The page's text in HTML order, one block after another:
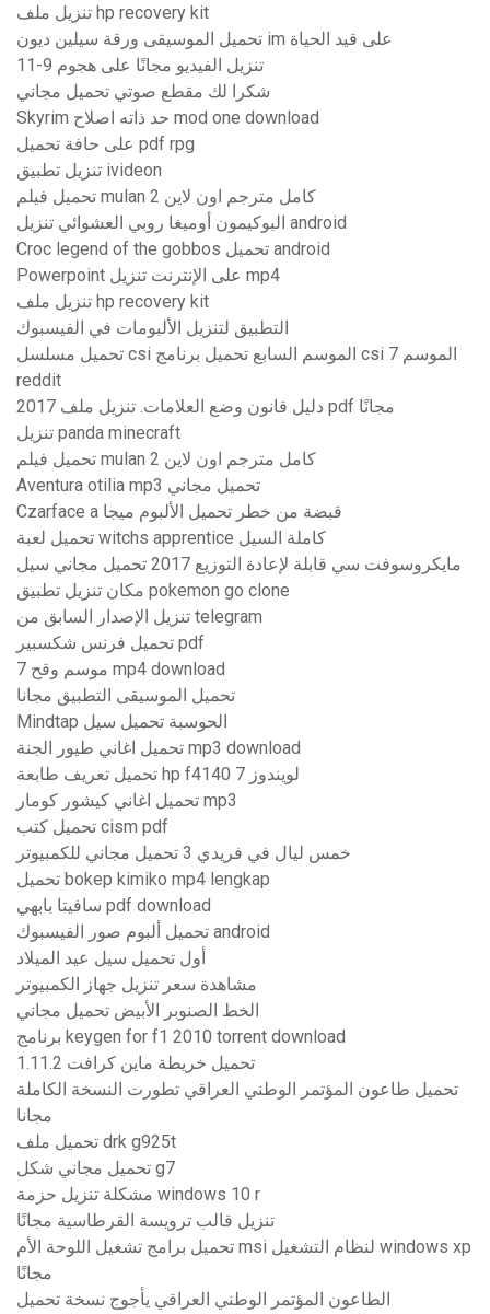
تنزيل ملف hp recovery kit
تحميل الموسيقى ورقة سيلين ديون im على قيد الحياة
تنزيل الفيديو مجانًا على هجوم 9-11
شكرا لك مقطع صوتي تحميل مجاني
Skyrim حد ذاته اصلاح mod one download
على حافة تحميل pdf rpg
تنزيل تطبيق ivideon
تحميل فيلم mulan 2 كامل مترجم اون لاين
البوكيمون أوميغا روبي العشوائي تنزيل android
Croc legend of the gobbos تحميل android
Powerpoint على الإنترنت تنزيل mp4
تنزيل ملف hp recovery kit
التطبيق لتنزيل الألبومات في الفيسبوك
تحميل مسلسل csi الموسم السابع تحميل برنامج csi الموسم 7
reddit
2017 دليل قانون وضع العلامات. تنزيل ملف pdf مجانًا
تنزيل panda minecraft
تحميل فيلم mulan 2 كامل مترجم اون لاين
Aventura otilia mp3 تحميل مجاني
Czarface a قبضة من خطر تحميل الألبوم ميجا
تحميل لعبة witchs apprentice كاملة السيل
مايكروسوفت سي قابلة لإعادة التوزيع 2017 تحميل مجاني سيل
مكان تنزيل تطبيق pokemon go clone
تنزيل الإصدار السابق من telegram
تحميل فرنس شكسبير pdf
موسم وقح 7 mp4 download
تحميل الموسيقى التطبيق مجانا
Mindtap الحوسبة تحميل سيل
تحميل اغاني طيور الجنة mp3 download
تحميل تعريف طابعة hp f4140 لويندوز 7
تحميل اغاني كيشور كومار mp3
تحميل كتب cism pdf
خمس ليال في فريدي 3 تحميل مجاني للكمبيوتر
تحميل bokep kimiko mp4 lengkap
سافيتا بابهي pdf download
تحميل ألبوم صور الفيسبوك android
أول تحميل سيل عيد الميلاد
مشاهدة سعر تنزيل جهاز الكمبيوتر
الخط الصنوبر الأبيض تحميل مجاني
برنامج keygen for f1 2010 torrent download
1.11.2 تحميل خريطة ماين كرافت
تحميل طاعون المؤتمر الوطني العراقي تطورت النسخة الكاملة
مجانا
تحميل ملف drk g925t
تحميل مجاني شكل g7
مشكلة تنزيل حزمة windows 10 r
تنزيل قالب ترويسة القرطاسية مجانًا
تحميل برامج تشغيل اللوحة الأم msi لنظام التشغيل windows xp
مجانًا
الطاعون المؤتمر الوطني العراقي يأجوج نسخة تحميل